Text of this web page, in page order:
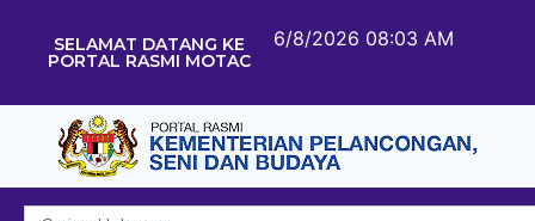
SELAMAT DATANG KE
PORTAL RASMI MOTAC
6/8/2026 08:03 AM